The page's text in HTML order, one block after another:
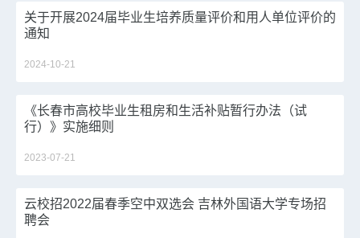
关于开展2024届毕业生培养质量评价和用人单位评价的
通知
2024-10-21
《长春市高校毕业生租房和生活补贴暂行办法（试
行）》实施细则
2023-07-21
云校招2022届春季空中双选会 吉林外国语大学专场招
聘会